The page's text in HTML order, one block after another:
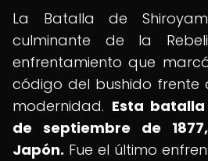
La Batalla de
culminante de la
enfrentamiento que
código del bushido
modernidad. Esta
de septiembre de
Japón. Fue el último